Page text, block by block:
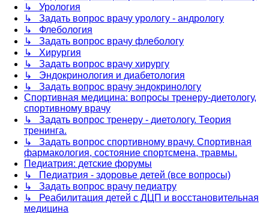
↳ Урология
↳ Задать вопрос врачу урологу - андрологу
↳ Флебология
↳ Задать вопрос врачу флебологу
↳ Хирургия
↳ Задать вопрос врачу хирургу
↳ Эндокринология и диабетология
↳ Задать вопрос врачу эндокринологу
Спортивная медицина: вопросы тренеру-диетологу,
спортивному врачу
↳ Задать вопрос тренеру - диетологу. Теория
тренинга.
↳ Задать вопрос спортивному врачу. Спортивная
фармакология, состояние спортсмена, травмы.
Педиатрия: детские форумы
↳ Педиатрия - здоровье детей (все вопросы)
↳ Задать вопрос врачу педиатру
↳ Реабилитация детей с ДЦП и восстановительная
медицина